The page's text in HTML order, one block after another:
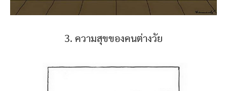
3. ความสุขของคนต่างวัย